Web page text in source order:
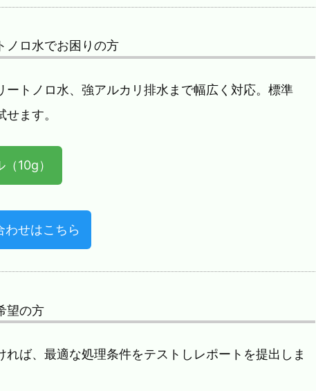
ノロ水でお困りの方
ートノロ水、強アルカリ排水まで幅広く対応。標準
ます。
10g）
わせはこちら
望の方
れば、最適な処理条件をテストしレポートを提出しま